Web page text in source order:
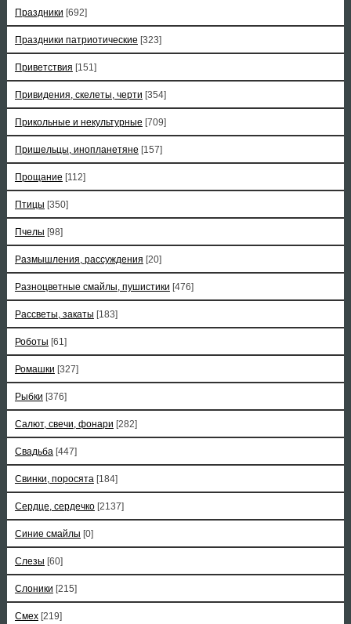
Праздники [692]
Праздники патриотические [323]
Приветствия [151]
Привидения, скелеты, черти [354]
Прикольные и некультурные [709]
Пришельцы, инопланетяне [157]
Прощание [112]
Птицы [350]
Пчелы [98]
Размышления, рассуждения [20]
Разноцветные смайлы, пушистики [476]
Рассветы, закаты [183]
Роботы [61]
Ромашки [327]
Рыбки [376]
Салют, свечи, фонари [282]
Свадьба [447]
Свинки, поросята [184]
Сердце, сердечко [2137]
Синие смайлы [0]
Слезы [60]
Слоники [215]
Смех [219]